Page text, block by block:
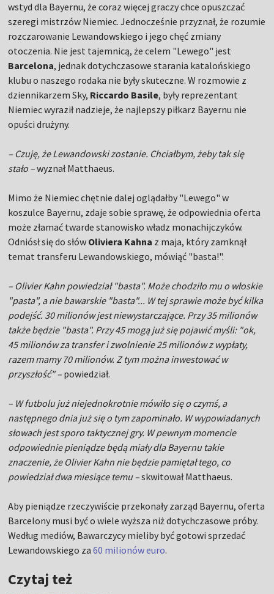
wstyd dla Bayernu, że coraz więcej graczy chce opuszczać
szeregi mistrzów Niemiec. Jednocześnie przyznał, że rozumie
rozczarowanie Lewandowskiego i jego chęć zmiany
otoczenia. Nie jest tajemnicą, że celem "Lewego" jest
Barcelona, jednak dotychczasowe starania katalońskiego
klubu o naszego rodaka nie były skuteczne. W rozmowie z
dziennikarzem Sky, Riccardo Basile, były reprezentant
Niemiec wyraził nadzieje, że najlepszy piłkarz Bayernu nie
opuści drużyny.
– Czuję, że Lewandowski zostanie. Chciałbym, żeby tak się
stało –wyznał Matthaeus.
Mimo że Niemiec chętnie dalej oglądałby "Lewego" w
koszulce Bayernu, zdaje sobie sprawę, że odpowiednia oferta
może złamać twarde stanowisko władz monachijczyków.
Odniósł się do słów Oliviera Kahna z maja, który zamknął
temat transferu Lewandowskiego, mówiąć "basta!".
– Olivier Kahn powiedział "basta". Może chodziło mu o włoskie
"pasta", a nie bawarskie "basta"... W tej sprawie może być kilka
podejść. 30 milionów jest niewystarczające. Przy 35 milionów
także będzie "basta". Przy 45 mogą już się pojawić myśli: "ok,
45 milionów za transfer i zwolnienie 25 milionów z wypłaty,
razem mamy 70 milionów. Z tym można inwestować w
przyszłość" – powiedział.
– W futbolu już niejednokrotnie mówiło się o czymś, a
następnego dnia już się o tym zapominało. W wypowiadanych
słowach jest sporo taktycznej gry. W pewnym momencie
odpowiednie pieniądze będą miały dla Bayernu takie
znaczenie, że Olivier Kahn nie będzie pamiętał tego, co
powiedział dwa miesiące temu –skwitował Matthaeus.
Aby pieniądze rzeczywiście przekonały zarząd Bayernu, oferta
Barcelony musi być o wiele wyższa niż dotychczasowe próby.
Według mediów, Bawarczycy mieliby być gotowi sprzedać
Lewandowskiego za60 milionów euro.
Czytaj też